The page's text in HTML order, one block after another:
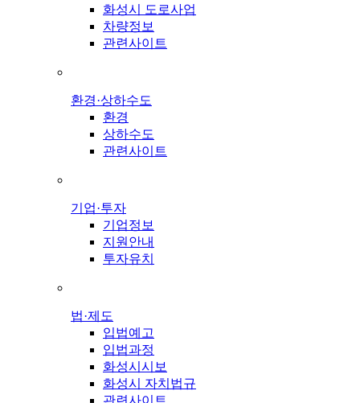
화성시 도로사업
차량정보
관련사이트
환경·상하수도
환경
상하수도
관련사이트
기업·투자
기업정보
지원안내
투자유치
법·제도
입법예고
입법과정
화성시시보
화성시 자치법규
관련사이트